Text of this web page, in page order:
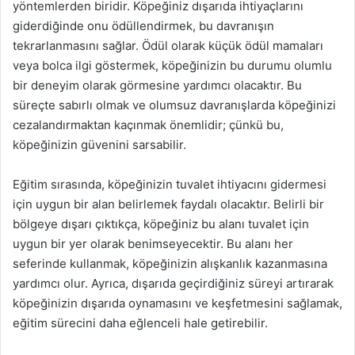
yöntemlerden biridir. Köpeğiniz dışarıda ihtiyaçlarını
giderdiğinde onu ödüllendirmek, bu davranışın
tekrarlanmasını sağlar. Ödül olarak küçük ödül mamaları
veya bolca ilgi göstermek, köpeğinizin bu durumu olumlu
bir deneyim olarak görmesine yardımcı olacaktır. Bu
süreçte sabırlı olmak ve olumsuz davranışlarda köpeğinizi
cezalandırmaktan kaçınmak önemlidir; çünkü bu,
köpeğinizin güvenini sarsabilir.
Eğitim sırasında, köpeğinizin tuvalet ihtiyacını gidermesi
için uygun bir alan belirlemek faydalı olacaktır. Belirli bir
bölgeye dışarı çıktıkça, köpeğiniz bu alanı tuvalet için
uygun bir yer olarak benimseyecektir. Bu alanı her
seferinde kullanmak, köpeğinizin alışkanlık kazanmasına
yardımcı olur. Ayrıca, dışarıda geçirdiğiniz süreyi artırarak
köpeğinizin dışarıda oynamasını ve keşfetmesini sağlamak,
eğitim sürecini daha eğlenceli hale getirebilir.